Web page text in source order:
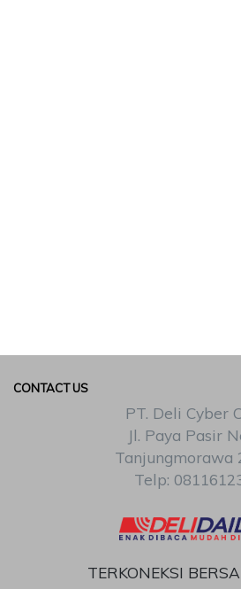
TERKONEKSI
CONTACT US
PT. Deli Cyber
Jl. Paya Pasir
Tanjungmorawa
Telp: